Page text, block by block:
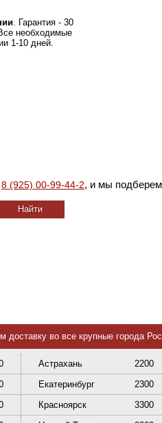
. Гарантия - 30
необходимые
1-10 дней.
8 (925) 00-99-44-2, и мы
доставку во все крупные города
Астрахань 2200
Екатеринбург 2300
Красноярск 3300